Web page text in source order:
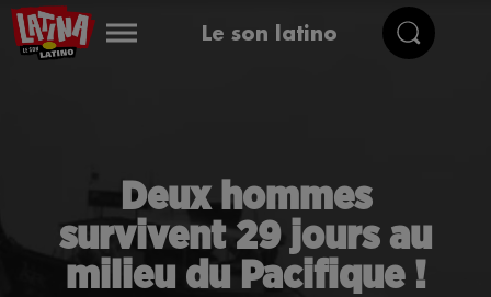
Le son latino
Deux hommes
survivent 29 jours au
milieu du Pacifique !